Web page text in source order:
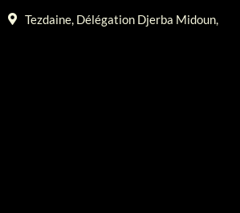
Tezdaine, Délégation Djerba Midoun,